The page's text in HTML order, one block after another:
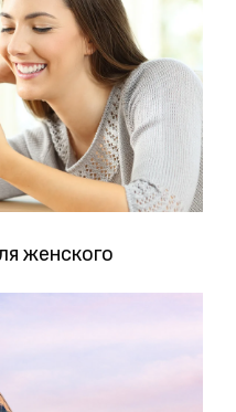
женского